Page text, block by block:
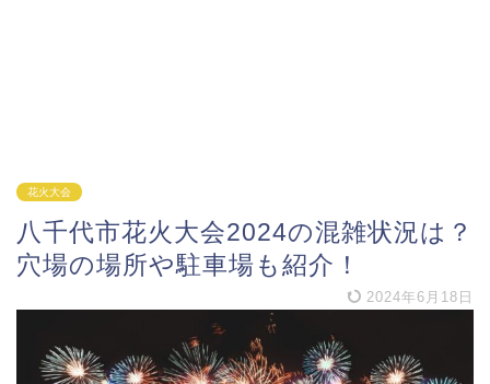
花火大会
八千代市花火大会2024の混雑状況は？
穴場の場所や駐車場も紹介！
2024年6月18日